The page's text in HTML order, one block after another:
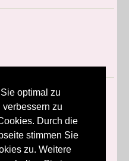
optimal zu
zu
Durch die
stimmen Sie
zu. Weitere
LINKS